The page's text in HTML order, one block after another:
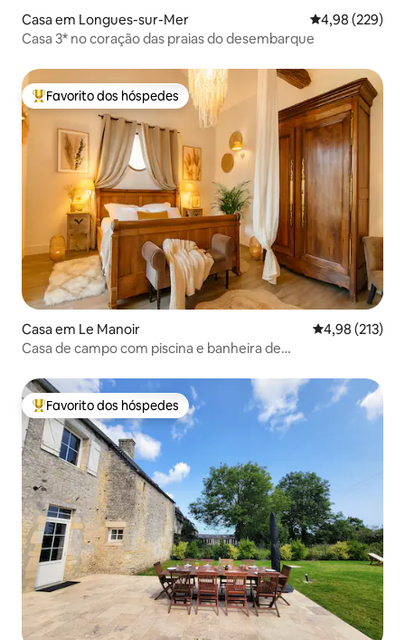
Casa em Longues-sur-Mer Classificação
4,98 (229)
Casa 3* no coração das praias do desembarque
Favoritos dos hóspedes mais apreciados
Favorito dos hóspedes
Casa em Le Manoir Classificação
4,98 (213)
Casa de campo com piscina e banheira de
Favoritos dos hóspedes mais apreciados
Favorito dos hóspedes